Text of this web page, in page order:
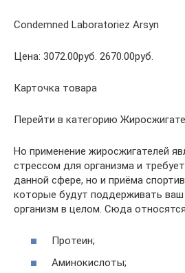
Condemned Laboratoriez Arsyn
Цена: 3072.00руб. 2670.00руб.
Карточка товара
Перейти в категорию
Но применение жиросжигателей
стрессом для организма и
данной сфере, но и приёма
которые будут поддерживать
организм в целом. Сюда
Протеин;
Аминокислоты;